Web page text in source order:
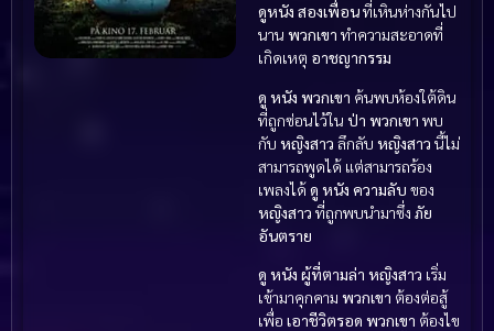
ดูหนัง สองเพื่อนที่เหินห่างกันไป
นาน พวกเขา ทำความสะอาดที่
เกิดเหตุ อาชญากรรม
ดู หนัง พวกเขา ค้นพบห้องใต้ดิน
ที่ถูกซ่อนไว้ใน ป่า พวกเขา พบ
กับ หญิงสาว ลึกลับ หญิงสาว นี้ไม่
สามารถพูดได้ แต่สามารถร้อง
เพลงได้ดู หนัง ความลับ ของ
หญิงสาว ที่ถูกพบนำมาซึ่ง ภัย
อันตราย
ดู หนัง ผู้ที่ตามล่า หญิงสาว เริ่ม
เข้ามาคุกคาม พวกเขา ต้องต่อสู้
เพื่อ เอาชีวิตรอด พวกเขา ต้องไข